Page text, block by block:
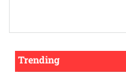
Trending